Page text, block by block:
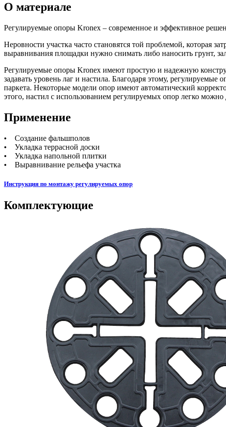
О материале
Регулируемые опоры Kronex – современное и эффективное
Неровности участка часто становятся той проблемой, которая
выравнивания площадки нужно снимать либо наносить грунт,
Регулируемые опоры Kronex имеют простую и надежную
задавать уровень лаг и настила. Благодаря этому,
паркета. Некоторые модели опор имеют автоматический
этого, настил с использованием регулируемых опор легко
Применение
• Создание фальшполов
• Укладка террасной доски
• Укладка напольной плитки
• Выравнивание рельефа участка
Инструкция по монтажу регулируемых опор
Комплектующие